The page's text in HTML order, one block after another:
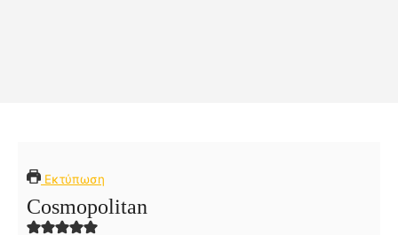
Εκτύπωση
Cosmopolitan